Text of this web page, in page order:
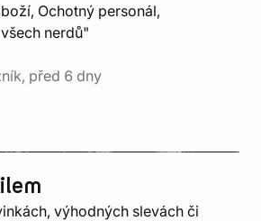
Ochotný personál,
nerdů"
před 6 dny
výhodných slevách či